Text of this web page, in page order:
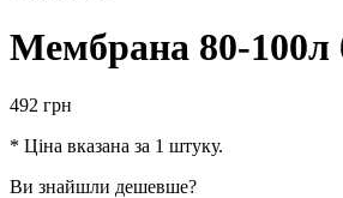
Мембрана 80-100л
492 грн
* Ціна вказана за 1 штуку.
Ви знайшли дешевше?